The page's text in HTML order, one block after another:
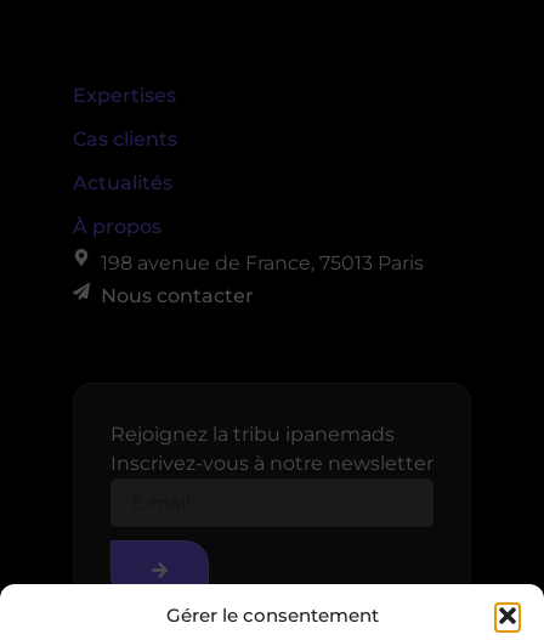
Gérer le consentement
Expertises
Cas clients
Actualités
À propos
198 avenue de France, 75013 Paris
Nous contacter
Rejoignez la tribu ipanemads
Inscrivez-vous à notre newsletter